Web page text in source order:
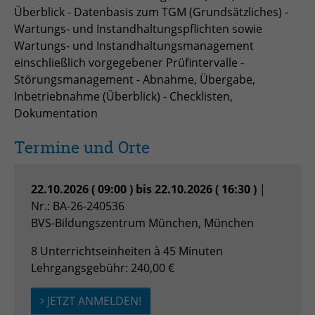
Überblick - Datenbasis zum TGM (Grundsätzliches) -
Wartungs- und Instandhaltungspflichten sowie
Wartungs- und Instandhaltungsmanagement
einschließlich vorgegebener Prüfintervalle -
Störungsmanagement - Abnahme, Übergabe,
Inbetriebnahme (Überblick) - Checklisten,
Dokumentation
Termine und Orte
22.10.2026 ( 09:00 ) bis 22.10.2026 ( 16:30 ) |
Nr.: BA-26-240536
BVS-Bildungszentrum München, München
8 Unterrichtseinheiten à 45 Minuten
Lehrgangsgebühr: 240,00 €
JETZT ANMELDEN!
zu speichern.
Name SgCookieOptin.lastPreferences
Anbieter
Laufzeit
Zweck
Dieser Wert speichert Ihre Consent-
zufällig generierte ID, für die
historische Speicherung Ihrer
vorgenommen Einstellungen, falls der
Webseiten-Betreiber dies eingestellt
Name fe_typo_usr
Name _pk_id
Anbieter Matomo
Laufzeit 1 Jahr
Zweck
Anbieter Matomo
Zweck
Tracking Nutzerverhalten beim Besuch
Cookie-Informationen anzeigen
Einblendung von 3rd Party Content
Wir verwenden 3rd Party Content, um zusätzliche Inhalte
anzubieten, die wir nicht selbst speichern, die aber für
Webseitenbesucher nützlich sind, z.B. Kartendienste
Datenschutzhinweisen.